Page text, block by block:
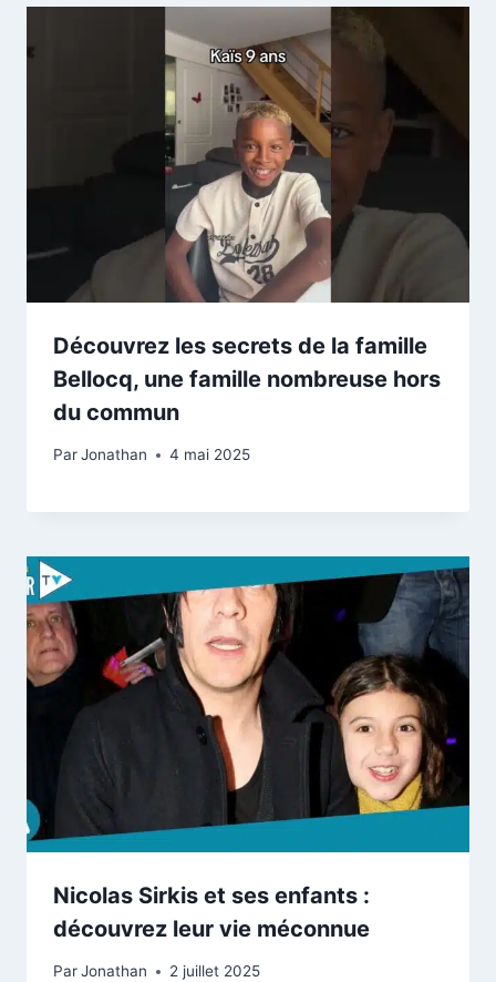
Découvrez les secrets de la famille
Bellocq, une famille nombreuse hors
du commun
ParJonathan 4 mai 2025
Nicolas Sirkis et ses enfants :
découvrez leur vie méconnue
ParJonathan 2 juillet 2025